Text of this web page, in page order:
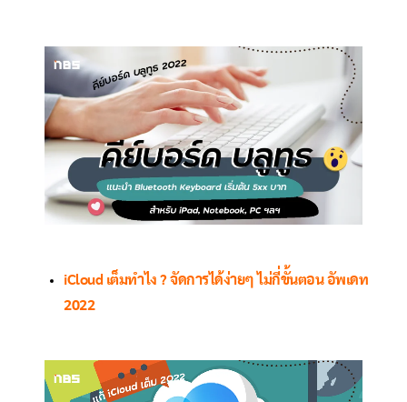
iCloud เต็มทำไง ? จัดการได้ง่ายๆ ไม่กี่ขั้นตอน อัพเดท
2022